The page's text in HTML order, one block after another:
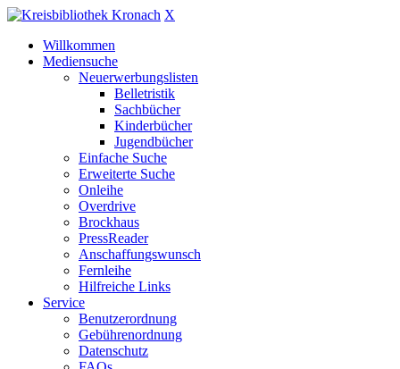
X
Willkommen
Mediensuche
Neuerwerbungslisten
Belletristik
Sachbücher
Kinderbücher
Jugendbücher
Einfache Suche
Erweiterte Suche
Onleihe
Overdrive
Brockhaus
PressReader
Anschaffungswunsch
Fernleihe
Hilfreiche Links
Service
Benutzerordnung
Gebührenordnung
Datenschutz